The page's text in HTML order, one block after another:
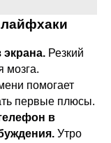
экрана. Резкий
мозга.
помогает
первые плюсы.
в
Утро